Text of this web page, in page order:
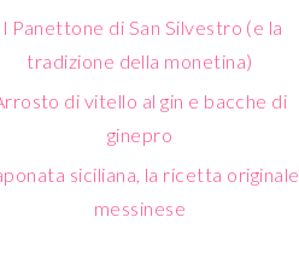
Panettone di San Silvestro (e la
tradizione della monetina)
di vitello al gin e bacche di
ginepro
siciliana, la ricetta originale
messinese